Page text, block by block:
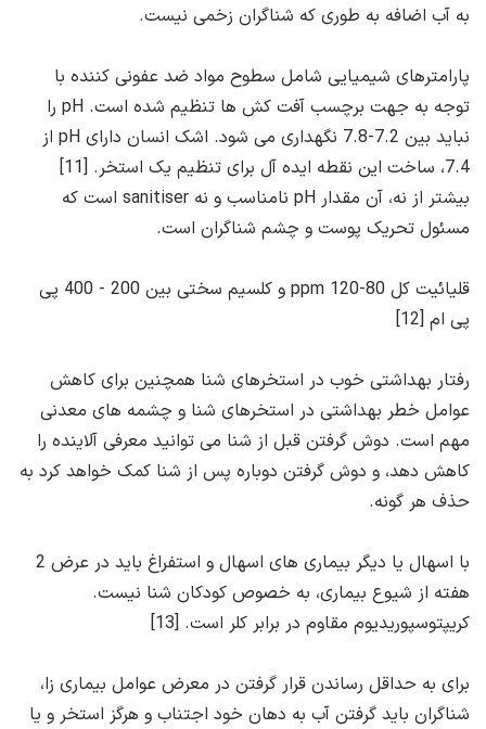
به آب اضافه به طوری که شناگران زخمی نیست.
پارامترهای شیمیایی شامل سطوح مواد ضد عفونی کننده با
توجه به جهت برچسب آفت کش ها تنظیم شده است. pH را
نباید بین 7.2-7.8 نگهداری می شود. اشک انسان دارای pH از
7.4، ساخت این نقطه ایده آل برای تنظیم یک استخر. [11]
بیشتر از نه، آن مقدار pH نامناسب و نه sanitiser است که
مسئول تحریک پوست و چشم شناگران است.
قلیائیت کل 80-120 ppm و کلسیم سختی بین 200 - 400 پی
پی ام [12]
رفتار بهداشتی خوب در استخرهای شنا همچنین برای کاهش
عوامل خطر بهداشتی در استخرهای شنا و چشمه های معدنی
مهم است. دوش گرفتن قبل از شنا می توانید معرفی آلاینده را
کاهش دهد، و دوش گرفتن دوباره پس از شنا کمک خواهد کرد به
حذف هر گونه.
با اسهال یا دیگر بیماری های اسهال و استفراغ باید در عرض 2
هفته از شیوع بیماری، به خصوص کودکان شنا نیست.
کریپتوسپوریدیوم مقاوم در برابر کلر است. [13]
برای به حداقل رساندن قرار گرفتن در معرض عوامل بیماری زا،
شناگران باید گرفتن آب به دهان خود اجتناب و هرگز استخر و یا